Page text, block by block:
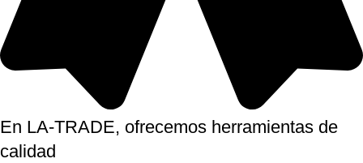
En LA-TRADE, ofrecemos herramientas de
calidad